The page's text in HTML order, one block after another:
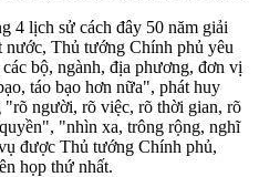
4 lịch sử cách đây 50 năm giải
nước, Thủ tướng Chính phủ yêu
bộ, ngành, địa phương, đơn vị
táo bạo hơn nữa", phát huy
"rõ người, rõ việc, rõ thời gian, rõ
"nhìn xa, trông rộng, nghĩ
được Thủ tướng Chính phủ,
họp thứ nhất.